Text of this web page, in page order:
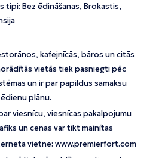
tipi: Bez ēdināšanas, Brokastis,
kafejnīcās, bāros un citās
vietās tiek pasniegti pēc
un ir par papildus samaksu
plānu.
viesnīcu, viesnīcas pakalpojumu
un cenas var tikt mainītas
vietne: www.premierfort.com